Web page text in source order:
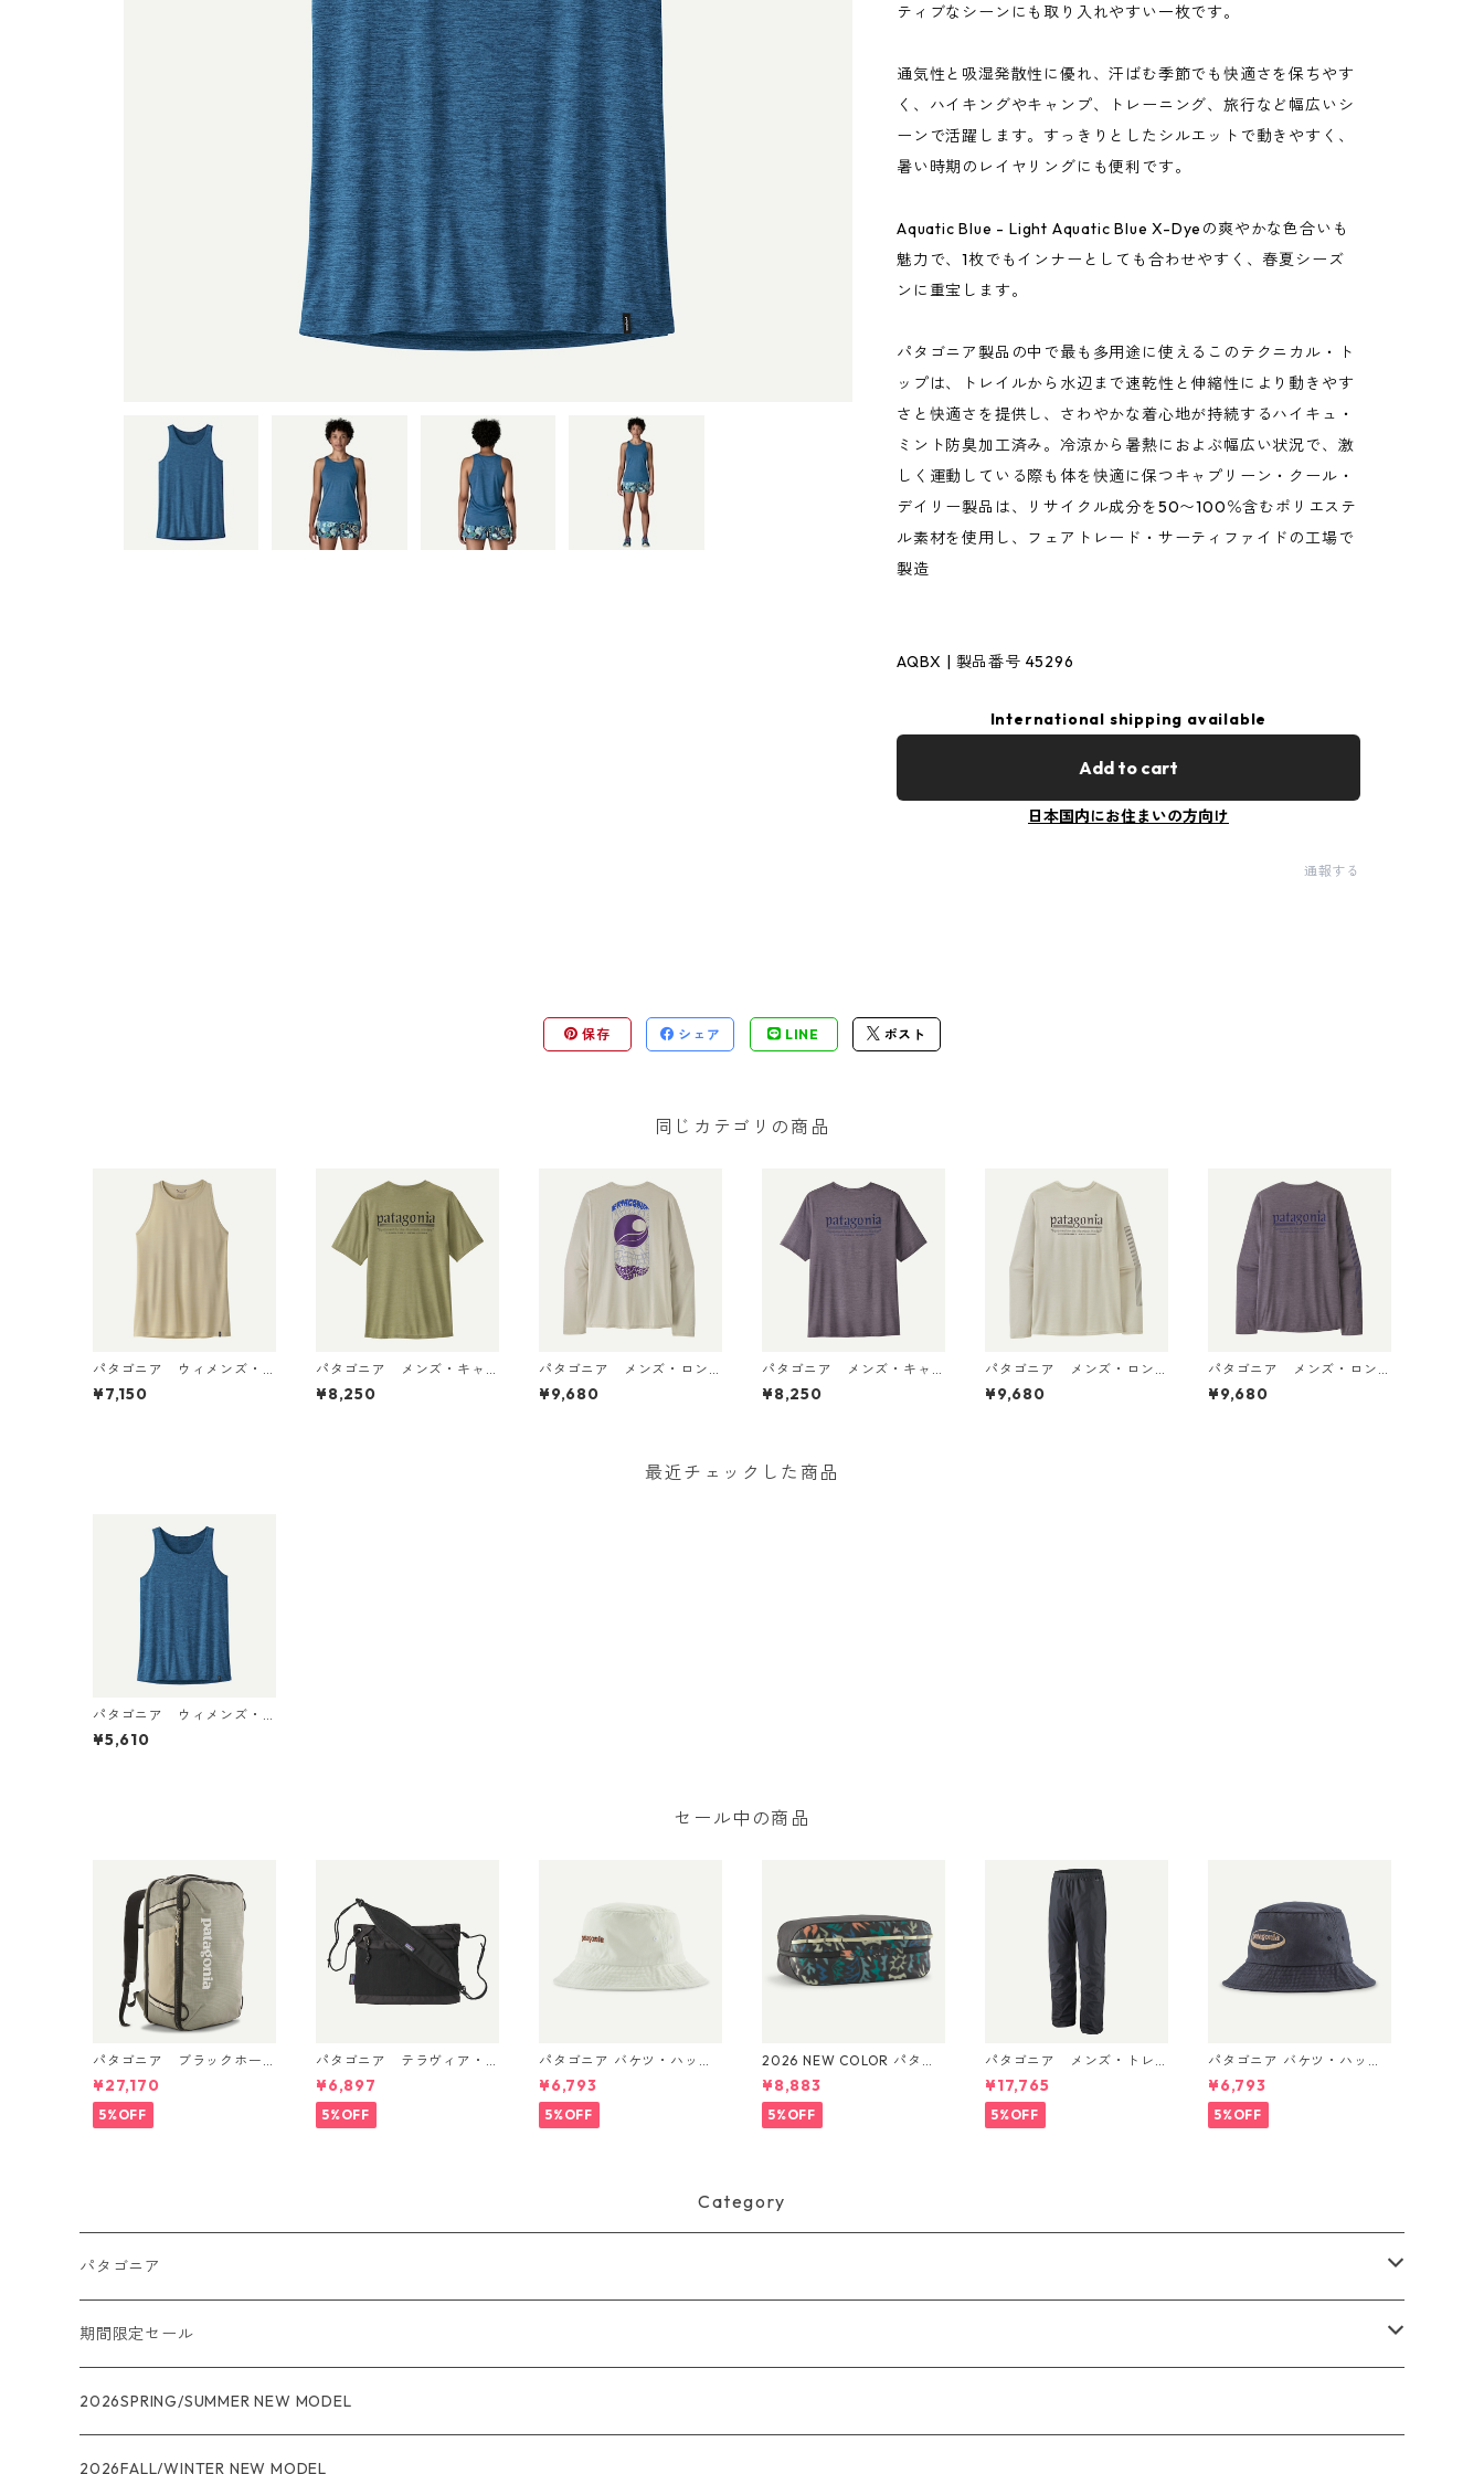
ティブなシーンにも取り入れやすい一枚です。
通気性と吸湿発散性に優れ、汗ばむ季節でも快適さを保ちやす
く、ハイキングやキャンプ、トレーニング、旅行など幅広いシ
ーンで活躍します。すっきりとしたシルエットで動きやすく、
暑い時期のレイヤリングにも便利です。
Aquatic Blue - Light Aquatic Blue X-Dyeの爽やかな色合いも
魅力で、1枚でもインナーとしても合わせやすく、春夏シーズ
ンに重宝します。
パタゴニア製品の中で最も多用途に使えるこのテクニカル・ト
ップは、トレイルから水辺まで速乾性と伸縮性により動きやす
さと快適さを提供し、さわやかな着心地が持続するハイキュ・
ミント防臭加工済み。冷涼から暑熱におよぶ幅広い状況で、激
しく運動している際も体を快適に保つキャプリーン・クール・
デイリー製品は、リサイクル成分を50〜100％含むポリエステ
ル素材を使用し、フェアトレード・サーティファイドの工場で
製造
AQBX | 製品番号 45296
International shipping available
Add to cart
日本国内にお住まいの方向け
通報する
保存 シェア LINE ポスト
同じカテゴリの商品
パタゴニア ウィメンズ・
キャプリーン・クール・ウ
ルトラ・タンク Pumice - D
¥7,150
パタゴニア メンズ・キャ
プリーン・クール・デイリ
ー・シャツ（ハット・トリ
¥8,250
パタゴニア メンズ・ロン
グスリーブ・キャプリー
ン・クール・デイリー・シ
¥9,680
パタゴニア メンズ・キャ
プリーン・クール・デイリ
ー・シャツ（ハット・トリ
¥8,250
パタゴニア メンズ・ロン
グスリーブ・キャプリー
ン・クール・デイリー・シ
¥9,680
パタゴニア メンズ・ロン
グスリーブ・キャプリー
ン・クール・デイリー・シ
¥9,680
最近チェックした商品
パタゴニア ウィメンズ・
キャプリーン・クール・デ
イリー・タンク Aquatic Blu
¥5,610
セール中の商品
パタゴニア ブラックホー
ル・ミニ・MLC 30L Weath
ered Stone 49266 日本正
規品
¥27,170
5%OFF
パタゴニア テラヴィア・
サコッシュ 3L (カラー Bla
ck) Patagonia Terravia Sa
coche Bag 3L 日本正規品
製品番号 48835
¥6,897
5%OFF
パタゴニア バケツ・ハッ
ト 33595 Text Logo: Bir
ch White
¥6,793
5%OFF
2026 NEW COLOR パタゴ
ニア ブラックホール・キ
ューブ 14L (カラー Kaleid
o: Black) Patagonia Black
Hole® Cube 14L 日本正規
¥8,883
5%OFF
パタゴニア メンズ・トレ
ントシェル 3L・レイン・パ
ンツ（ショート） (カラー
Black) Patagonia Men's To
rrentshell 3L Rain Pants -
¥17,765
5%OFF
パタゴニア バケツ・ハッ
ト 33595 ’95 Oval Logo:
Smolder Blue
¥6,793
5%OFF
Category
パタゴニア
メンズ
R1
R1エア
ウィメンズ
R1
ジャケット・アウター
期間限定セール
★★★
レインウェアー
2026SPRING/SUMMER NEW MODEL
2026FALL/WINTER NEW MODEL